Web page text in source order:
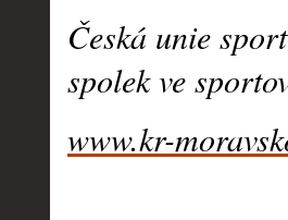
Česká unie
spolek ve
www.kr-